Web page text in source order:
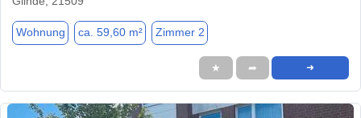
Wohnung ca. 59,60 m² Zimmer 2
★ ➦ ➜